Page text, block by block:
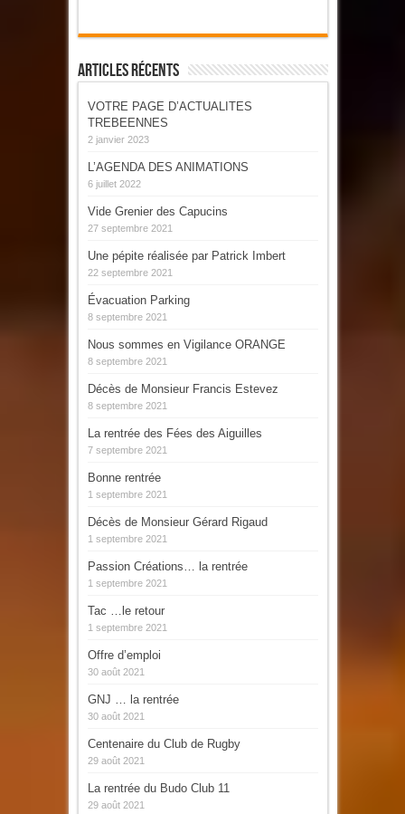
Articles Récents
VOTRE PAGE D’ACTUALITES
TREBEENNES
2 janvier 2023
L’AGENDA DES ANIMATIONS
6 juillet 2022
Vide Grenier des Capucins
27 septembre 2021
Une pépite réalisée par Patrick Imbert
22 septembre 2021
Évacuation Parking
8 septembre 2021
Nous sommes en Vigilance ORANGE
8 septembre 2021
Décès de Monsieur Francis Estevez
8 septembre 2021
La rentrée des Fées des Aiguilles
7 septembre 2021
Bonne rentrée
1 septembre 2021
Décès de Monsieur Gérard Rigaud
1 septembre 2021
Passion Créations… la rentrée
1 septembre 2021
Tac …le retour
1 septembre 2021
Offre d’emploi
30 août 2021
GNJ … la rentrée
30 août 2021
Centenaire du Club de Rugby
29 août 2021
La rentrée du Budo Club 11
29 août 2021